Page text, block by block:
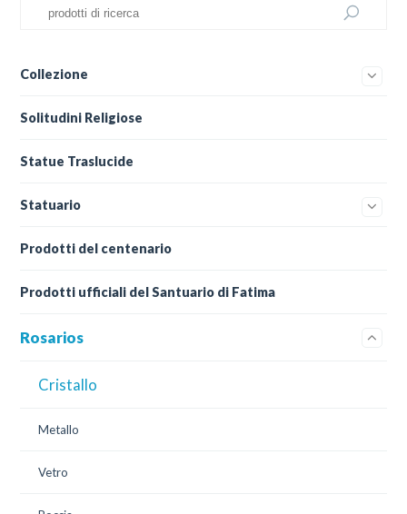
Collezione
Solitudini Religiose
Statue Traslucide
Statuario
Prodotti del centenario
Prodotti ufficiali del Santuario di Fatima
Rosarios
Cristallo
Metallo
Vetro